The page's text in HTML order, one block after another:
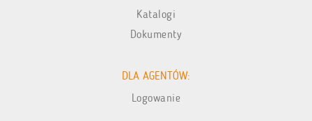
Katalogi
Dokumenty
DLA AGENTÓW:
Logowanie